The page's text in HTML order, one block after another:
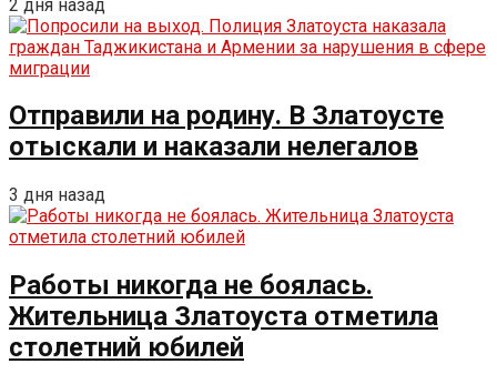
2 дня назад
Отправили на родину. В Златоусте
отыскали и наказали нелегалов
3 дня назад
Работы никогда не боялась.
Жительница Златоуста отметила
столетний юбилей